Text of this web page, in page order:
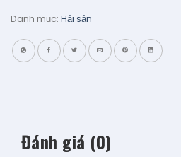
Danh mục: Hải sản
Đánh giá (0)